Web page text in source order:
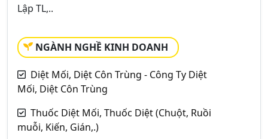
Lập TL,..
NGÀNH NGHỀ KINH DOANH
Diệt Mối, Diệt Côn Trùng - Công Ty Diệt
Mối, Diệt Côn Trùng
Thuốc Diệt Mối, Thuốc Diệt (Chuột, Ruồi
muỗi, Kiến, Gián,.)